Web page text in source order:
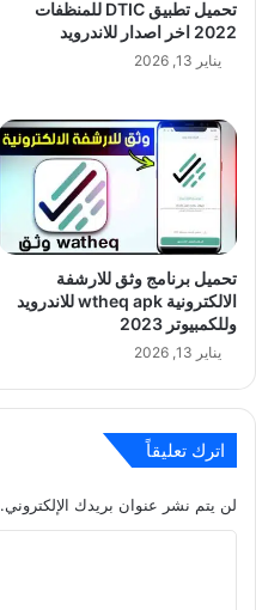
تحميل تطبيق DTIC للمنظفات
2022 اخر اصدار للاندرويد
يناير 13, 2026
تحميل برنامج وثق للارشفة
الالكترونية wtheq apk للاندرويد
وللكمبيوتر 2023
يناير 13, 2026
اترك تعليقاً
لن يتم نشر عنوان بريدك الإلكتروني.